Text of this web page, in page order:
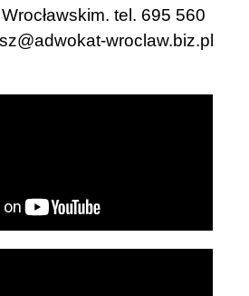
tel. 695 560
wroclaw.biz.pl